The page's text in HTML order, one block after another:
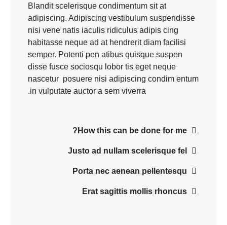
Blandit scelerisque condimentum sit at
adipiscing. Adipiscing vestibulum suspendisse
nisi vene natis iaculis ridiculus adipis cing
habitasse neque ad at hendrerit diam facilisi
semper. Potenti pen atibus quisque suspen
disse fusce sociosqu lobor tis eget neque
nascetur posuere nisi adipiscing condim entum
in vulputate auctor a sem viverra.
How this can be done for me?
Justo ad nullam scelerisque fel
Porta nec aenean pellentesqu
Erat sagittis mollis rhoncus